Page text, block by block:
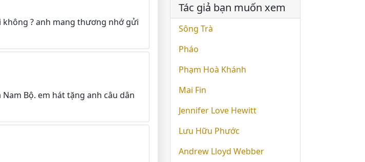
không ? anh mang thương nhớ gửi
Bộ. em hát tặng anh câu dân
Tác giả bạn muốn xem
Sông Trà
Pháo
Phạm Hoà Khánh
Mai Fin
Jennifer Love Hewitt
Lưu Hữu Phước
Andrew Lloyd Webber